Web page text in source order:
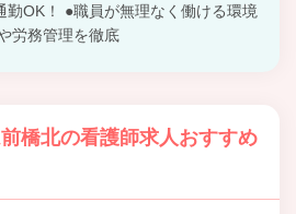
OK！ ●職員が無理なく働ける環境
労務管理を徹底
橋北の看護師求人おすすめ